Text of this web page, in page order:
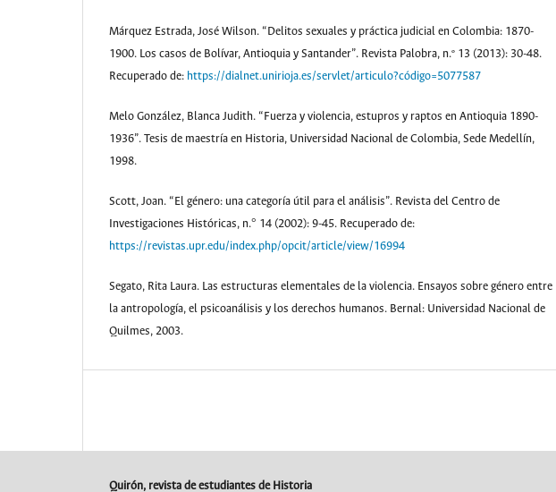
Márquez Estrada, José Wilson. “Delitos sexuales y práctica judicial en Colombia: 1870-
1900. Los casos de Bolívar, Antioquia y Santander”. Revista Palobra, n.º 13 (2013): 30-48.
Recuperado de: https://dialnet.unirioja.es/servlet/articulo?código=5077587
Melo González, Blanca Judith. “Fuerza y violencia, estupros y raptos en Antioquia 1890-
1936”. Tesis de maestría en Historia, Universidad Nacional de Colombia, Sede Medellín,
1998.
Scott, Joan. “El género: una categoría útil para el análisis”. Revista del Centro de
Investigaciones Históricas, n.° 14 (2002): 9-45. Recuperado de:
https://revistas.upr.edu/index.php/opcit/article/view/16994
Segato, Rita Laura. Las estructuras elementales de la violencia. Ensayos sobre género entre
la antropología, el psicoanálisis y los derechos humanos. Bernal: Universidad Nacional de
Quilmes, 2003.
Quirón, revista de estudiantes de Historia